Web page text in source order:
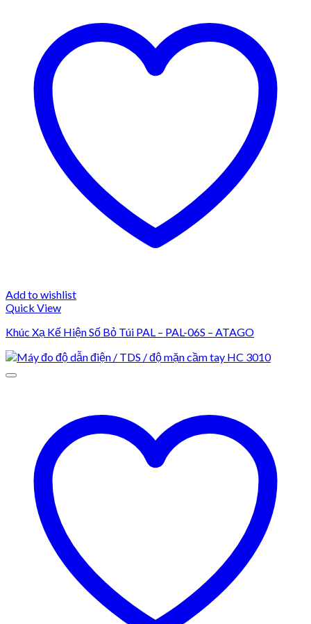
Add to wishlist
Quick View
Khúc Xạ Kế Hiện Số Bỏ Túi PAL – PAL-06S – ATAGO